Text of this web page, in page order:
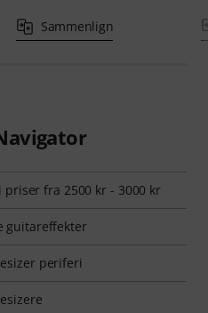
Sammenlign
fra 2500 kr - 3000 kr
guitareffekter
periferi